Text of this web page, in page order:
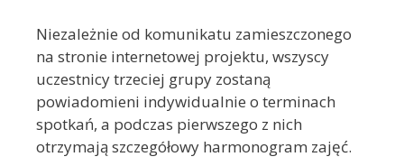
Niezależnie od komunikatu zamieszczonego
na stronie internetowej projektu, wszyscy
uczestnicy trzeciej grupy zostaną
powiadomieni indywidualnie o terminach
spotkań, a podczas pierwszego z nich
otrzymają szczegółowy harmonogram zajęć.